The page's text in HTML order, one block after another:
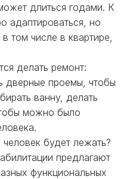
длиться годами. К
адаптироваться, но
том числе в квартире,
делать ремонт:
дверные проемы, чтобы
ванну, делать
можно было
будет лежать?
предлагают
функциональных